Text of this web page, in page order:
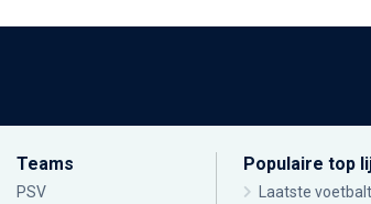
Teams
PSV
Populaire top
Laatste